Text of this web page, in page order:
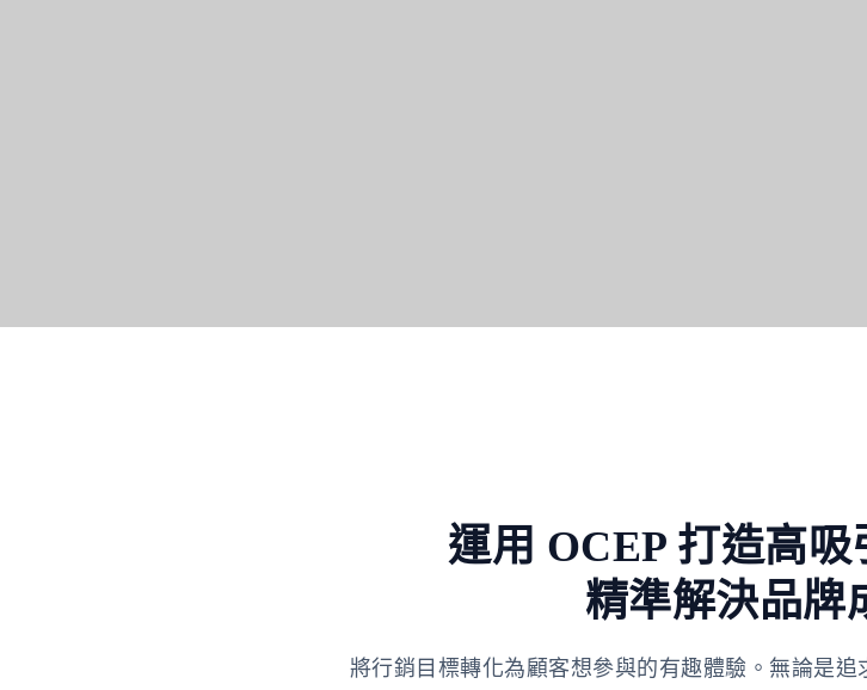
運用 OCEP 打造高吸
精準解決品牌
將行銷目標轉化為顧客想參與的有趣體驗。無論是